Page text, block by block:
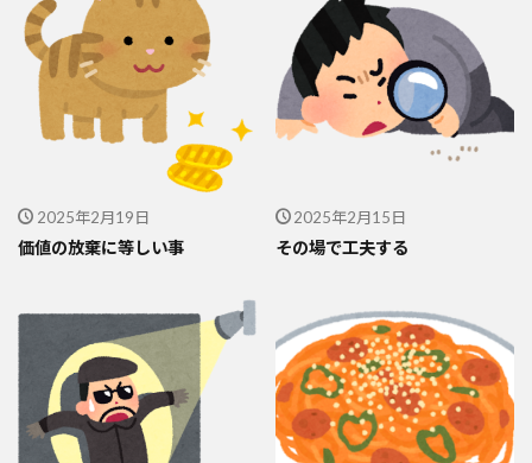
2025年2月19日
価値の放棄に等しい事
2025年2月15日
その場で工夫する